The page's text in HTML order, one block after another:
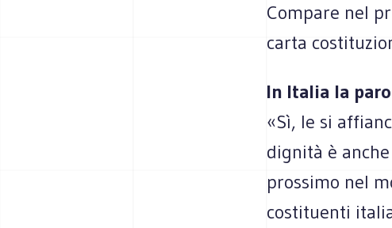
Compare nel
carta
In Italia la
«Sì, le si
dignità è
prossimo nel
costituenti